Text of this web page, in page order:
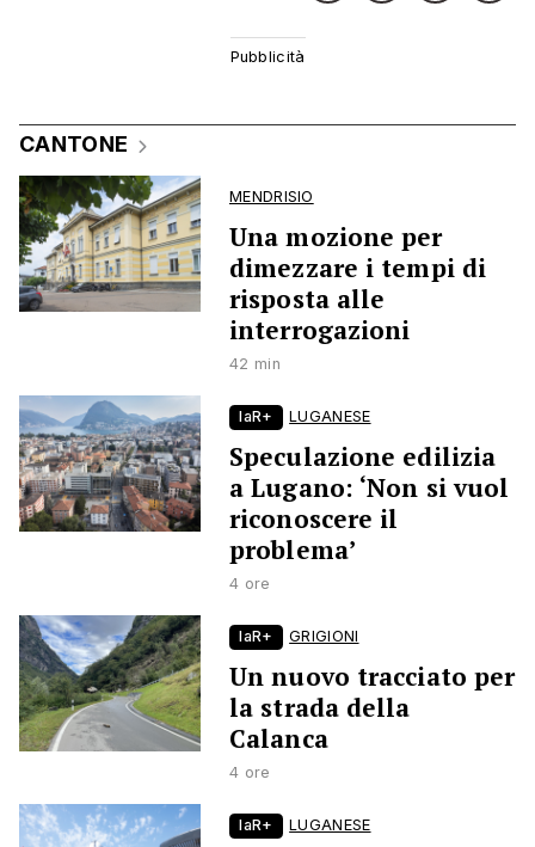
CANTONE
MENDRISIO
Una mozione per
dimezzare i tempi di
risposta alle
interrogazioni
42 min
laR+ LUGANESE
Speculazione edilizia
a Lugano: ‘Non si vuol
riconoscere il
problema’
4 ore
laR+ GRIGIONI
Un nuovo tracciato per
la strada della
Calanca
4 ore
laR+ LUGANESE